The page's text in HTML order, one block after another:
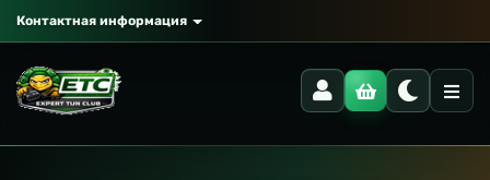
Контактная информация